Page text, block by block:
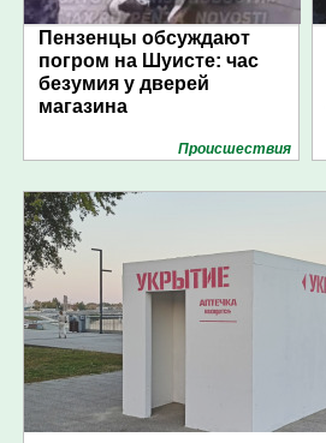
Пензенцы обсуждают
погром на Шуисте: час
безумия у дверей
магазина
Проиcшествия